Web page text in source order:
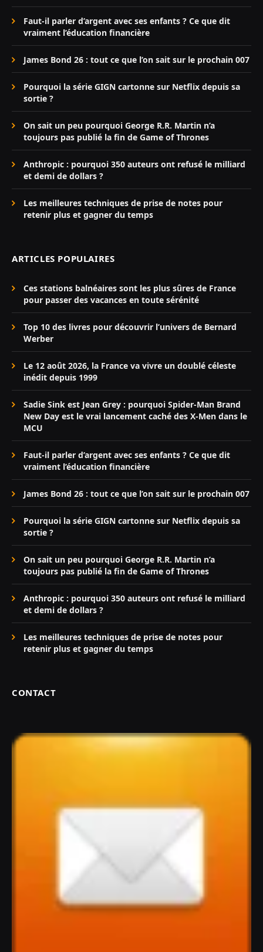
Faut-il parler d’argent avec ses enfants ? Ce que dit
vraiment l’éducation financière
James Bond 26 : tout ce que l’on sait sur le prochain 007
Pourquoi la série GIGN cartonne sur Netflix depuis sa
sortie ?
On sait un peu pourquoi George R.R. Martin n’a
toujours pas publié la fin de Game of Thrones
Anthropic : pourquoi 350 auteurs ont refusé le milliard
et demi de dollars ?
Les meilleures techniques de prise de notes pour
retenir plus et gagner du temps
ARTICLES POPULAIRES
Ces stations balnéaires sont les plus sûres de France
pour passer des vacances en toute sérénité
Top 10 des livres pour découvrir l’univers de Bernard
Werber
Le 12 août 2026, la France va vivre un doublé céleste
inédit depuis 1999
Sadie Sink est Jean Grey : pourquoi Spider-Man Brand
New Day est le vrai lancement caché des X-Men dans le
MCU
Faut-il parler d’argent avec ses enfants ? Ce que dit
vraiment l’éducation financière
James Bond 26 : tout ce que l’on sait sur le prochain 007
Pourquoi la série GIGN cartonne sur Netflix depuis sa
sortie ?
On sait un peu pourquoi George R.R. Martin n’a
toujours pas publié la fin de Game of Thrones
Anthropic : pourquoi 350 auteurs ont refusé le milliard
et demi de dollars ?
Les meilleures techniques de prise de notes pour
retenir plus et gagner du temps
CONTACT